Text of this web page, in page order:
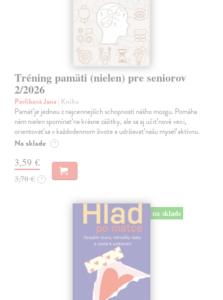
Tréning pamäti (nielen) pre seniorov
2/2026
Pavlíková Jana| Kniha
Pamäť je jednou z najcennejších schopností nášho mozgu. Pomáha
nám nielen spomínať na krásne zážitky, ale sa aj učiť nové veci,
orientovať sa v každodennom živote a udržiavať našu myseľ aktívnu.
Na sklade ?
3,59 €
3,70 € ?
na sklade